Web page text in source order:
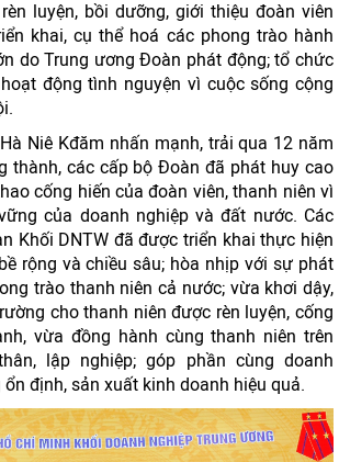
luyện, bồi dưỡng, giới thiệu đoàn viên
khai, cụ thể hoá các phong trào hành
do Trung ương Đoàn phát động; tổ chức
động tình nguyện vì cuộc sống cộng
Niê Kđăm nhấn mạnh, trải qua 12 năm
thành, các cấp bộ Đoàn đã phát huy cao
cống hiến của đoàn viên, thanh niên vì
của doanh nghiệp và đất nước. Các
Khối DNTW đã được triển khai thực hiện
rộng và chiều sâu; hòa nhịp với sự phát
trào thanh niên cả nước; vừa khơi dậy,
cho thanh niên được rèn luyện, cống
vừa đồng hành cùng thanh niên trên
lập nghiệp; góp phần cùng doanh
định, sản xuất kinh doanh hiệu quả.